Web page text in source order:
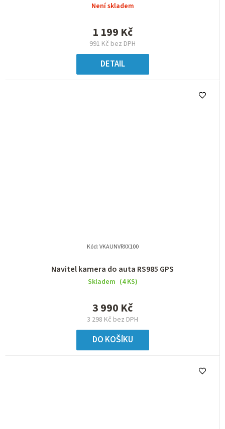
Není skladem
991 Kč bez DPH
1 199 Kč
DETAIL
Navitel kamera do auta RS985 GPS
Skladem (4 KS)
3 298 Kč bez DPH
3 990 Kč
DO KOŠÍKU
Kód:VKAUNVRXX100